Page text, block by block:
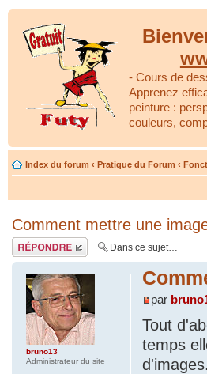
- Cours de
Apprenez
peinture :
couleurs,
Index du forum ‹ Pratique du Forum ‹
Comment mettre une
Répondre
par
Tout
temps
bruno13
Administrateur du site